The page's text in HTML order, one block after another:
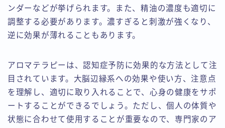
ンダーなどが挙げられます。また、精油の濃度も適切に
調整する必要があります。濃すぎると刺激が強くなり、
逆に効果が薄れることもあります。
アロマテラピーは、認知症予防に効果的な方法として注
目されています。大脳辺縁系への効果や使い方、注意点
を理解し、適切に取り入れることで、心身の健康をサポ
ートすることができるでしょう。ただし、個人の体質や
状態に合わせて使用することが重要なので、専門家のア